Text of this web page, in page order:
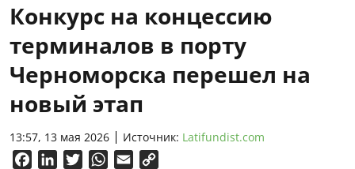
Конкурс на концессию
терминалов в порту
Черноморска перешел на
новый этап
13:57, 13 мая 2026 Источник: Latifundist.com
FacebookLinkedInTwitterWhatsApp
Email